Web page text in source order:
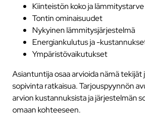
Kiinteistön koko ja lämmitystarve
Tontin ominaisuudet
Nykyinen lämmitysjärjestelmä
Energiankulutus ja -
Ympäristövaikutukset
Asiantuntija osaa arvioida nämä tekijät
sopivinta ratkaisua. Tarjouspyynnön
arvion kustannuksista ja järjestelmän
omaan kohteeseen.